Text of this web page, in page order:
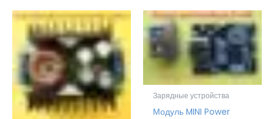
Зарядные устройства
Модуль MINI Power